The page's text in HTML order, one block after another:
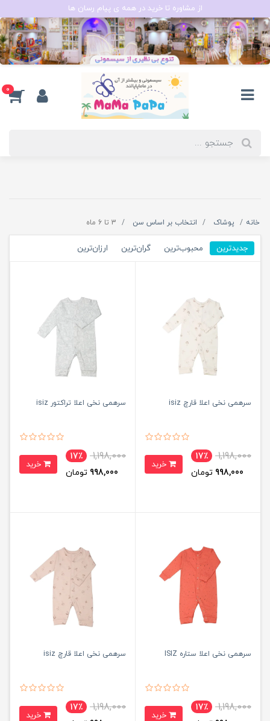
از مشاوره تا خرید در همه ی پیام رسان ها
0
خانه پوشاک انتخاب بر اساس سن 3 تا 6 ماه
جدیدترین محبوب‌ترین گران‌ترین ارزان‌ترین
سرهمی نخی اعلا قارچ isiz
1,198,000
17٪
998,000 تومان
سرهمی نخی اعلا تراکتور isiz
1,198,000
17٪
998,000 تومان
سرهمی نخی اعلا ستاره ISIZ
1,198,000
17٪
سرهمی نخی اعلا قارچ isiz
1,198,000
17٪